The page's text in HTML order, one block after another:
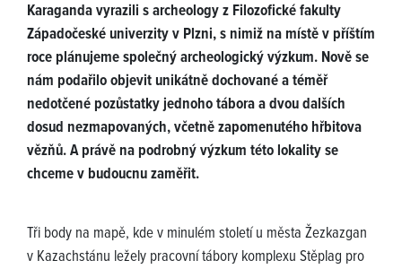
Karaganda vyrazili s archeology z Filozofické fakulty
Západočeské univerzity v Plzni, s nimiž na místě v příštím
roce plánujeme společný archeologický výzkum. Nově se
nám podařilo objevit unikátně dochované a téměř
nedotčené pozůstatky jednoho tábora a dvou dalších
dosud nezmapovaných, včetně zapomenutého hřbitova
vězňů. A právě na podrobný výzkum této lokality se
chceme v budoucnu zaměřit.
Tři body na mapě, kde v minulém století u města Žezkazgan
v Kazachstánu ležely pracovní tábory komplexu Stěplag pro